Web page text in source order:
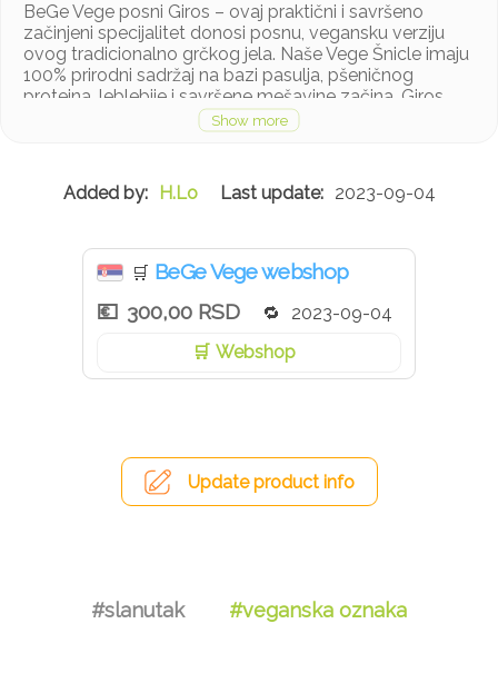
BeGe Vege posni Giros – ovaj praktični i savršeno
začinjeni specijalitet donosi posnu, vegansku verziju
ovog tradicionalno grčkog jela. Naše Vege Šnicle imaju
100% prirodni sadržaj na bazi pasulja, pšeničnog
proteina, leblebije i savršene mešavine začina. Giros
možete jesti odmah ili pržiti, peći, kuvati ili koristiti u
pripremanju jela poput musake, punjenih paprika,
spremni za jelo.
cvekla, hladno ceđeno suncokretovo ulje, mlevena
začinska paprika, beli luk, začini.
Ne sadrži aditive, arome ni veštačke boje.
H.Lo 2023-09-04
🛒 BeGe Vege webshop
300,00 RSD
2023-09-04
Webshop
Update product info
#slanutak #veganska oznaka